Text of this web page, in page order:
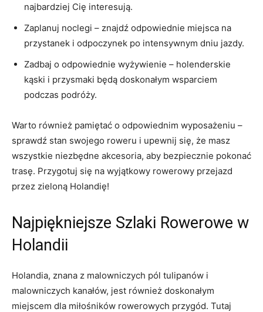
najbardziej Cię interesują.
Zaplanuj noclegi – znajdź odpowiednie miejsca⁤ na
przystanek i odpoczynek po intensywnym dniu jazdy.
Zadbaj o ‌odpowiednie wyżywienie – holenderskie
kąski i przysmaki będą doskonałym wsparciem‍
podczas podróży.
Warto ⁤również pamiętać ⁤o⁢ odpowiednim wyposażeniu ​–
sprawdź stan⁣ swojego roweru i ​upewnij ‌się, że masz
wszystkie⁣ niezbędne akcesoria, aby bezpiecznie pokonać
trasę.‌ Przygotuj się na wyjątkowy​ rowerowy przejazd
przez ⁢zieloną Holandię!
Najpiękniejsze Szlaki Rowerowe w
Holandii
Holandia, znana z malowniczych‍ pól tulipanów⁣ i
malowniczych kanałów, jest również doskonałym
miejscem ‌dla ‌miłośników ⁣rowerowych ‍przygód. Tutaj‍